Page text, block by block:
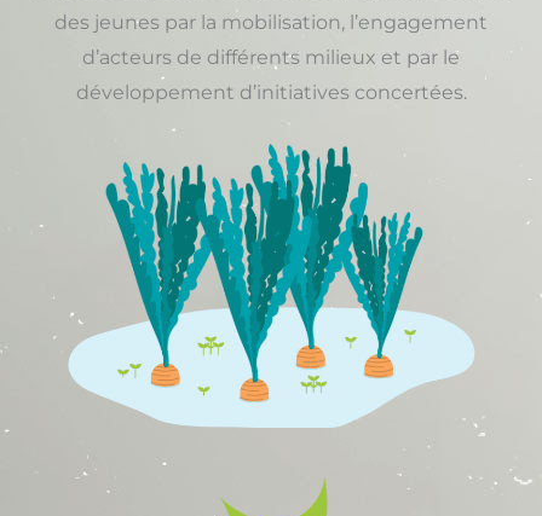
des jeunes par la mobilisation, l’engagement
d’acteurs de différents milieux et par le
développement d’initiatives concertées.